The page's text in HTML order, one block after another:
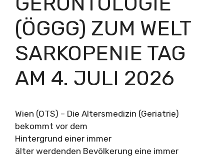
ÖGGG) ZUM WELT S
ARKOPENIE TAG A
M 4. JULI 2026
Wien (OTS) – Die Altersmedizin (Geriatrie)
bekommt vor dem
Hintergrund einer immer
älter werdenden Bevölkerung eine immer